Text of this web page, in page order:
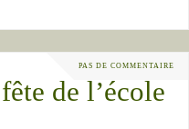
PAS DE COMMENTAIRE
de l’école